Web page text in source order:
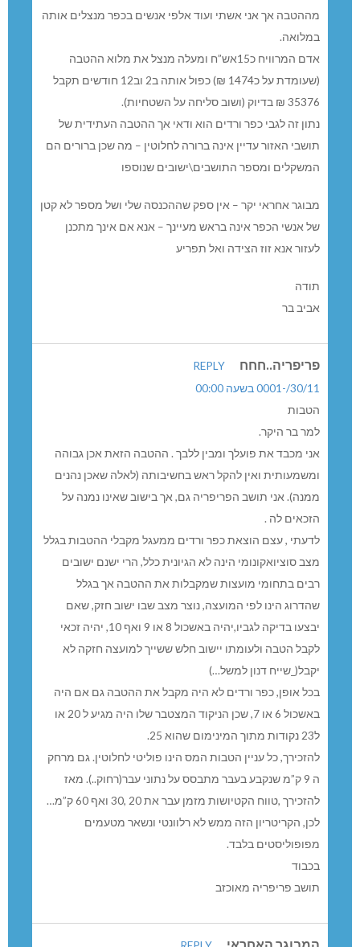
מההטבה אך אני אשתי ועוד אלפי אנשים בכפר מנצלים אותה
במלואה.
אדם המרוויח כ15אש”ח ומעלה מנצל את מלוא ההטבה
(שעומדת על כ1474 ₪) כפול אותה ב2 וב12 חודשים תקבל
35376 ₪ בדיוק (ושוב סליחה על השטחיות).
נתון זה לגבי כפר ורדים הוא ודאי אך ההטבה העתידית של
תושבי האזור עדיין אינה ברורה לחלוטין – מה שכן ברורים הם
המשקלים ומספר התושבים\ישובים שנוספו
מבוגר אחראי יקר – אין ספק שההכנסה שלי ושל מספר לא קטן
של אנשי הכפר אינה בראש מעיינך – אנא אם אינך מתכנן
לעזור אנא זוז הצידה ואל תפריע
תודה
אביב בר
פריפריה..חחח
REPLY
30/11/-0001 בשעה 00:00
הטבות
למר בר היקר.
אני מכבד את פועלך ומבין ללבך . ההטבה הזאת אכן גבוהה
ומשמעותית ואין להקל ראש בחשיבותה (לאלה שאכן נהנים
ממנה). אני תושב הפריפריה גם, אך בישוב שאינו נמנה על
הזכאים לה .
לדעתי , עצם הוצאת כפר ורדים ממעגל מקבלי ההטבות בגלל
מצב סוציואקונומי הינה לא הגיונית כלל, הרי ישנם ישובים
רבים בתחומי מועצות שמקבלות את ההטבה אך בגלל
שהדרוג הינו לפי המועצה, נוצר מצב שבו ישוב חזק, שאם
יבצעו בדיקה לגביו,יהיה באשכול 8 או 9 ואף 10, יהיה זכאי
לקבל הטבה ולעומתו יישוב חלש ששייך למועצה חזקה לא
יקבל(_שייח דנון למשל…)
בכל אופן, כפר ורדים לא היה מקבל את ההטבה גם אם היה
באשכול 6 או 7, שכן הניקוד המצטבר שלו היה מגיע ל 20 או
ל23 נקודות מתוך המינימום שהוא 25.
להזכירך, כל עניין הטבות המס הינו פוליטי לחלוטין. גם מרחק
ה 9 ק”מ שנקבע בעבר מתבסס על נתוני עבר(רחוק..). מאז
להזכירך ,טווח הקטיושות מזמן עבר את 20 ,30 ואף 60 ק”מ…
לכן, הקריטריון הזה ממש לא רלוונטי ונשאר מטעמים
מפופוליסטים בלבד.
בכבוד
תושב פריפריה מאוכזב